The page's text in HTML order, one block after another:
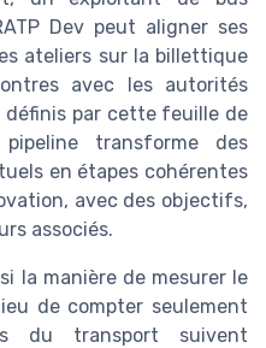
Dev peut aligner ses
ateliers sur la billettique
avec les autorités
définis par cette feuille de
transforme des
en étapes cohérentes
avec des objectifs,
associés.
la manière de mesurer le
de compter seulement
du transport suivent